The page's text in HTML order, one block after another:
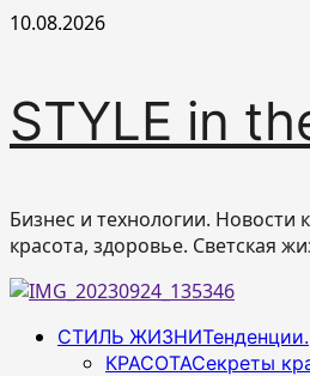
Перейти
10.08.2026
STYLE in
Бизнес и технологии. Новости
красота, здоровье. Светская
Основное
СТИЛЬ ЖИЗНИТенденции.
КРАСОТАСекреты